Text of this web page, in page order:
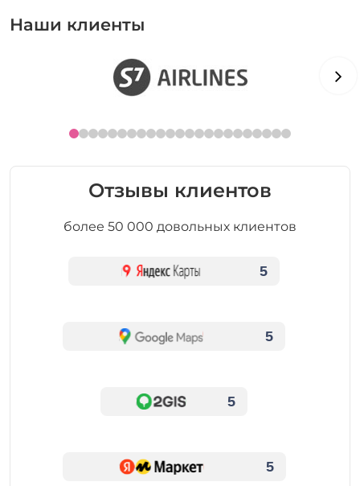
Наши клиенты
Отзывы клиентов
более 50 000 довольных клиентов
5
5
5
5